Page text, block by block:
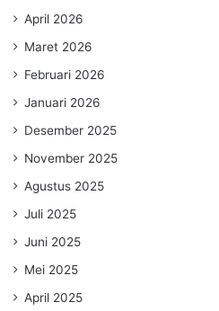
April 2026
Maret 2026
Februari 2026
Januari 2026
Desember 2025
November 2025
Agustus 2025
Juli 2025
Juni 2025
Mei 2025
April 2025